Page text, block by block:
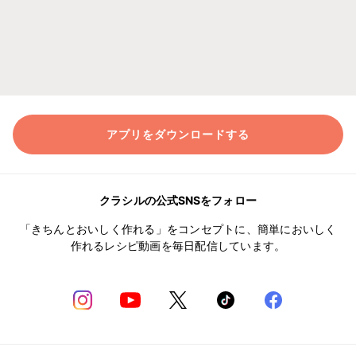
アプリをダウンロードする
クラシルの公式SNSをフォロー
「きちんとおいしく作れる」をコンセプトに、簡単においしく
作れるレシピ動画を毎日配信しています。